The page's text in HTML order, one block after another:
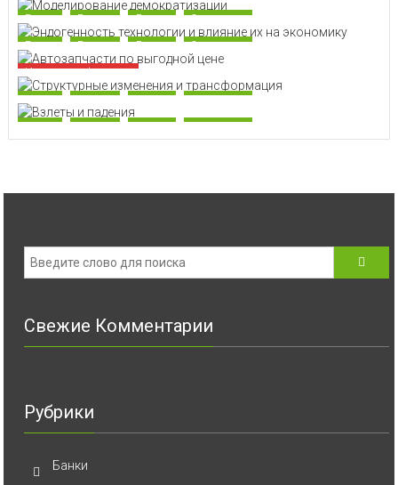
Банки Бизнес Деньги Экономика
Банки Бизнес Деньги Экономика
Интересные финансы
Банки Бизнес Деньги Экономика
Банки Бизнес Деньги Экономика
Свежие Комментарии
Рубрики
Банки